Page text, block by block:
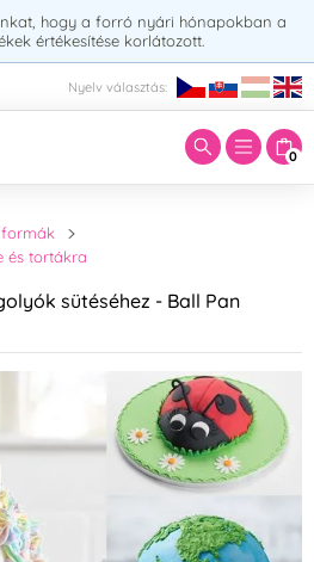
hogy a forró nyári hónapokban a
értékesítése korlátozott.
Nyelv választás:
0
kifejezést:
és tortákra
sütéséhez - Ball Pan